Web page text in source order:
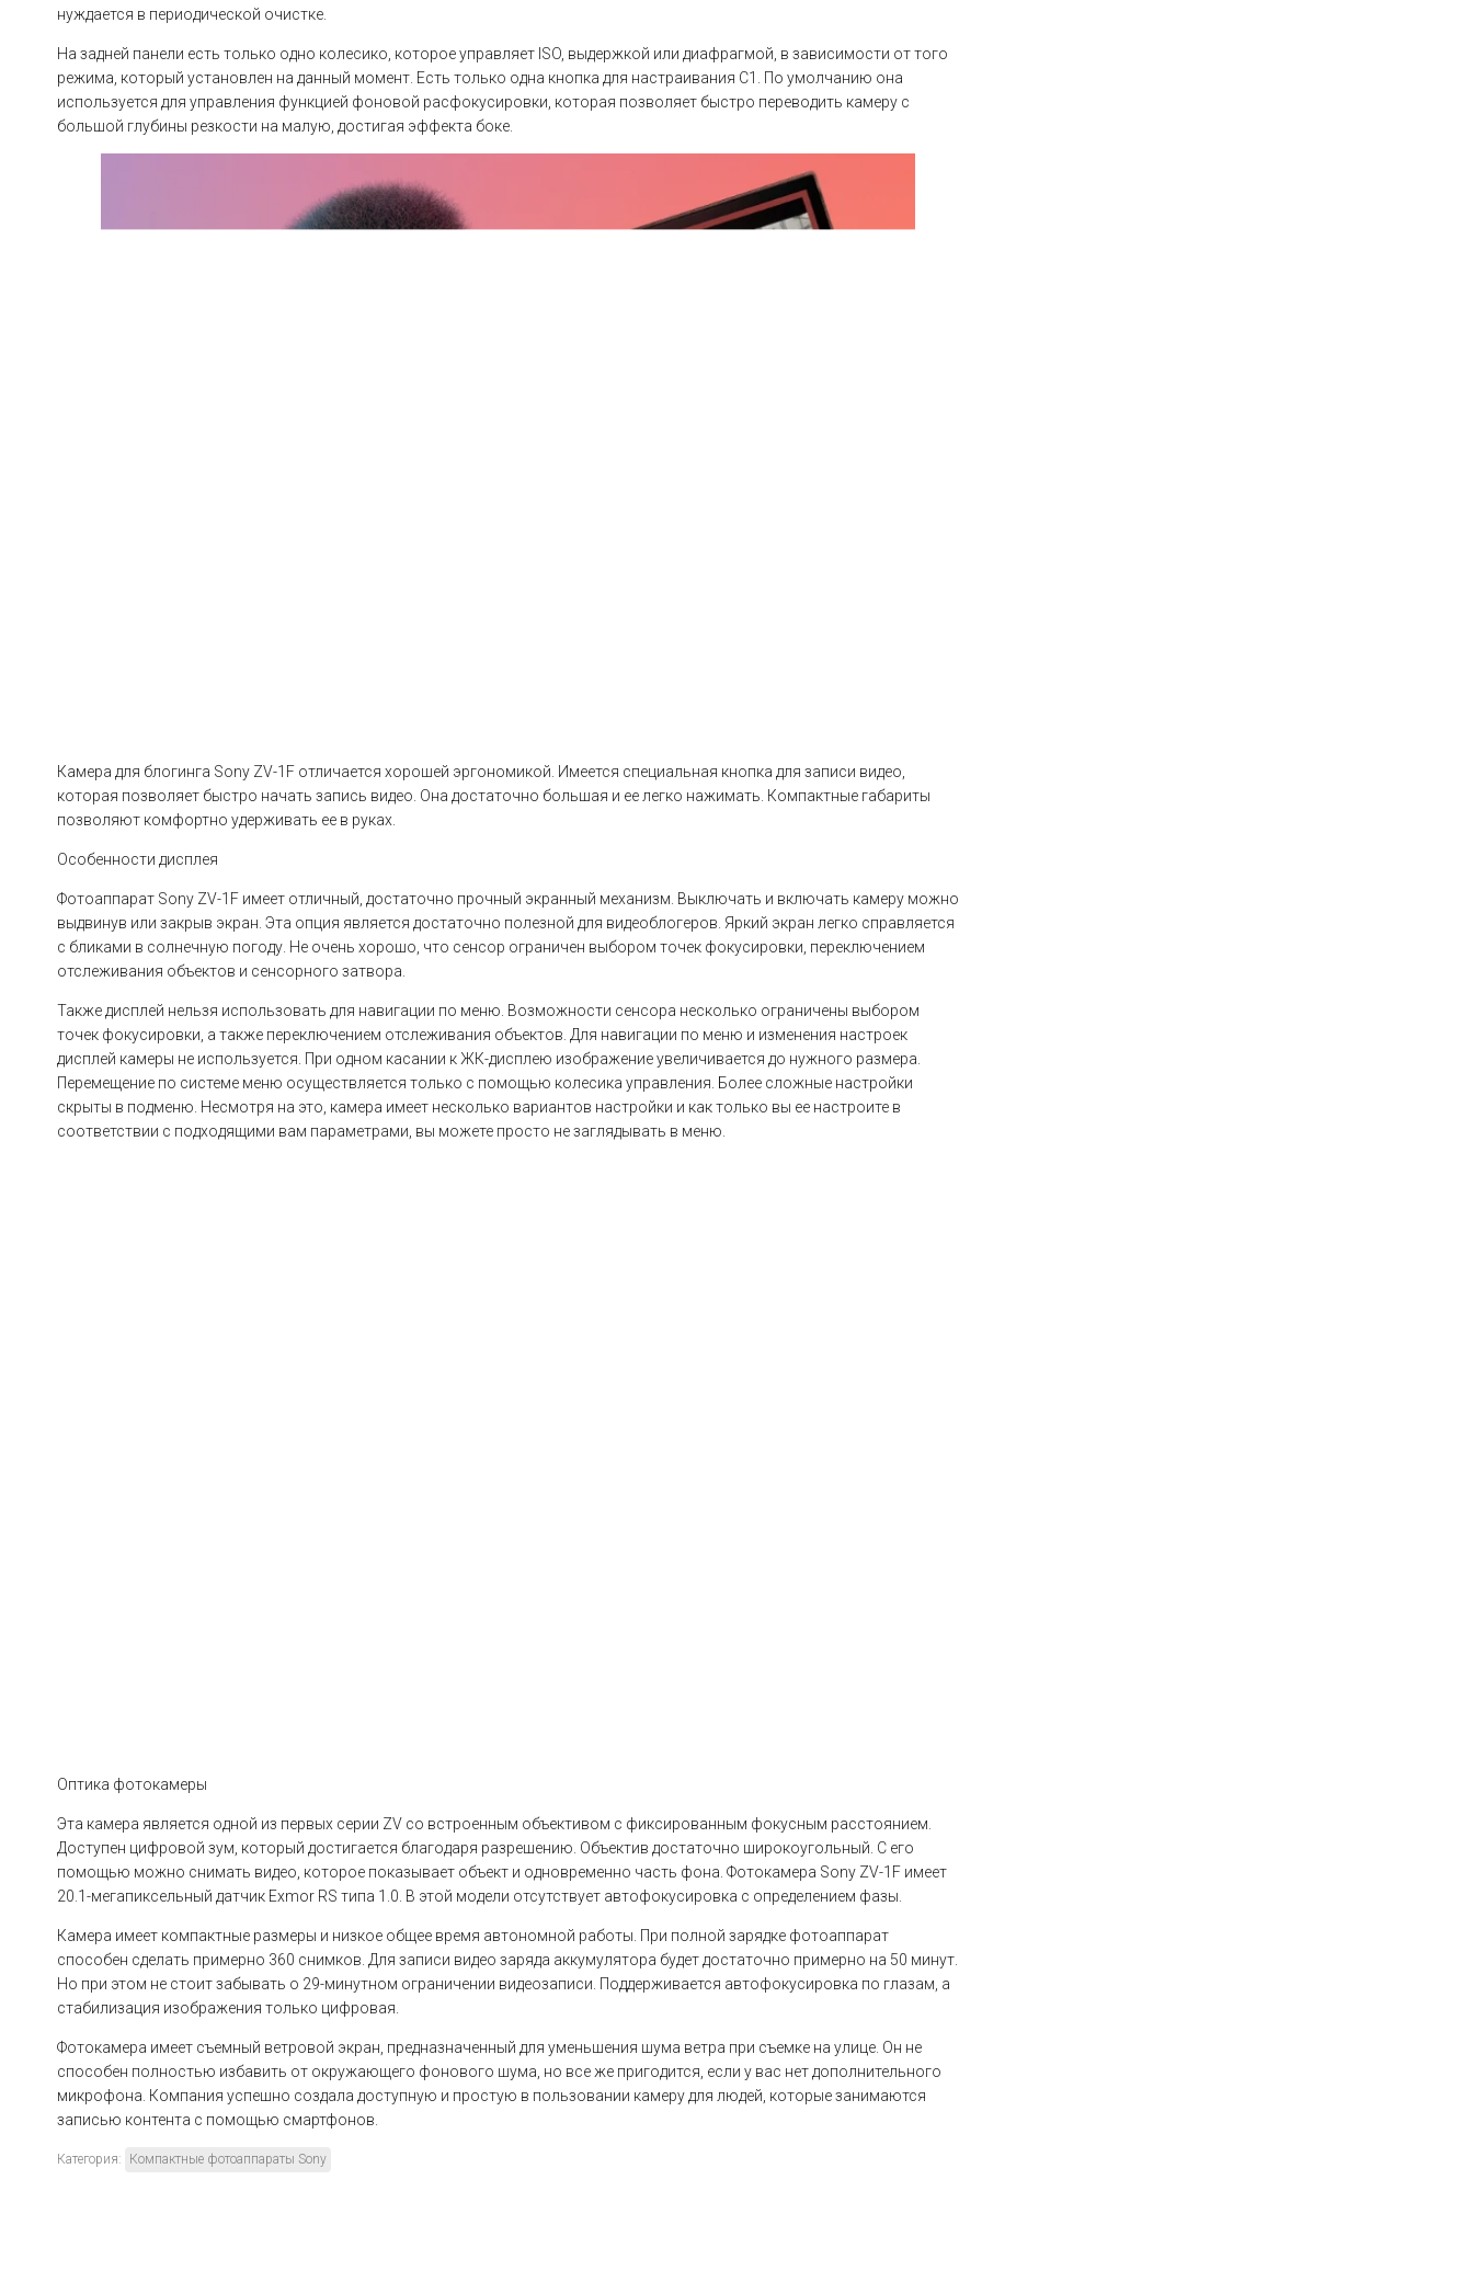
нуждается в периодической очистке.
На задней панели есть только одно колесико, которое управляет ISO, выдержкой или диафрагмой, в зависимости от того
режима, который установлен на данный момент. Есть только одна кнопка для настраивания C1. По умолчанию она
используется для управления функцией фоновой расфокусировки, которая позволяет быстро переводить камеру с
большой глубины резкости на малую, достигая эффекта боке.
Камера для блогинга Sony ZV-1F отличается хорошей эргономикой. Имеется специальная кнопка для записи видео,
которая позволяет быстро начать запись видео. Она достаточно большая и ее легко нажимать. Компактные габариты
позволяют комфортно удерживать ее в руках.
Особенности дисплея
Фотоаппарат Sony ZV-1F имеет отличный, достаточно прочный экранный механизм. Выключать и включать камеру можно
выдвинув или закрыв экран. Эта опция является достаточно полезной для видеоблогеров. Яркий экран легко справляется
с бликами в солнечную погоду. Не очень хорошо, что сенсор ограничен выбором точек фокусировки, переключением
отслеживания объектов и сенсорного затвора.
Также дисплей нельзя использовать для навигации по меню. Возможности сенсора несколько ограничены выбором
точек фокусировки, а также переключением отслеживания объектов. Для навигации по меню и изменения настроек
дисплей камеры не используется. При одном касании к ЖК-дисплею изображение увеличивается до нужного размера.
Перемещение по системе меню осуществляется только с помощью колесика управления. Более сложные настройки
скрыты в подменю. Несмотря на это, камера имеет несколько вариантов настройки и как только вы ее настроите в
соответствии с подходящими вам параметрами, вы можете просто не заглядывать в меню.
Оптика фотокамеры
Эта камера является одной из первых серии ZV со встроенным объективом с фиксированным фокусным расстоянием.
Доступен цифровой зум, который достигается благодаря разрешению. Объектив достаточно широкоугольный. С его
помощью можно снимать видео, которое показывает объект и одновременно часть фона. Фотокамера Sony ZV-1F имеет
20.1-мегапиксельный датчик Exmor RS типа 1.0. В этой модели отсутствует автофокусировка с определением фазы.
Камера имеет компактные размеры и низкое общее время автономной работы. При полной зарядке фотоаппарат
способен сделать примерно 360 снимков. Для записи видео заряда аккумулятора будет достаточно примерно на 50 минут.
Но при этом не стоит забывать о 29-минутном ограничении видеозаписи. Поддерживается автофокусировка по глазам, а
стабилизация изображения только цифровая.
Фотокамера имеет съемный ветровой экран, предназначенный для уменьшения шума ветра при съемке на улице. Он не
способен полностью избавить от окружающего фонового шума, но все же пригодится, если у вас нет дополнительного
микрофона. Компания успешно создала доступную и простую в пользовании камеру для людей, которые занимаются
записью контента с помощью смартфонов.
Категория: Компактные фотоаппараты Sony